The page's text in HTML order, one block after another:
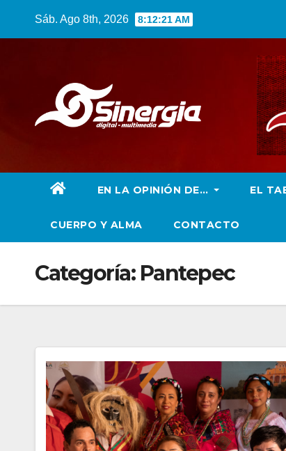
Sáb. Ago 8th, 2026 8:12:21 AM
EN LA OPINIÓN DE… EL
CUERPO Y ALMA CONTACTO
Categoría: Pantepec